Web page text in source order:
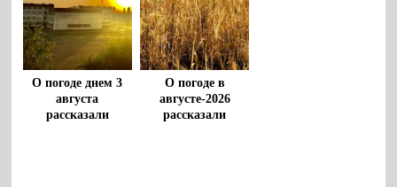
О погоде днем 3
августа
рассказали
О погоде в
августе-2026
рассказали